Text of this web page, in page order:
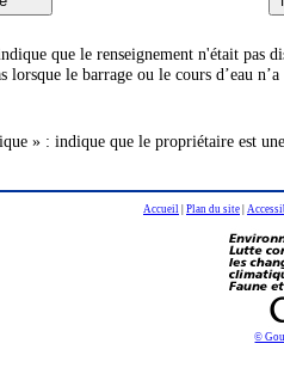
que le renseignement n'était pas
lorsque le barrage ou le cours d’eau
» : indique que le propriétaire est
Accueil Plan du site
©